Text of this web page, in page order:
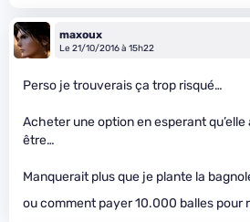
maxoux
Le 21/10/2016 à 15h22
Perso je trouverais ça trop risqué…
Acheter une option en esperant
être…
Manquerait plus que je plante la
ou comment payer 10.000 balles pour